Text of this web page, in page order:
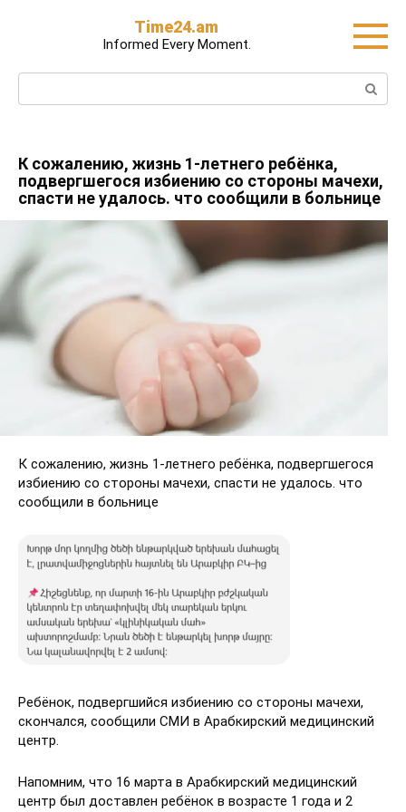
Time24.am
Informed Every Moment.
Search:
К сожалению, жизнь 1-летнего ребёнка,
подвергшегося избиению со стороны мачехи,
спасти не удалось․ что сообщили в больнице
К сожалению, жизнь 1-летнего ребёнка, подвергшегося
избиению со стороны мачехи, спасти не удалось․ что
сообщили в больнице
Ребёнок, подвергшийся избиению со стороны мачехи,
скончался, сообщили СМИ в Арабкирский медицинский
центр.
Напомним, что 16 марта в Арабкирский медицинский
центр был доставлен ребёнок в возрасте 1 года и 2